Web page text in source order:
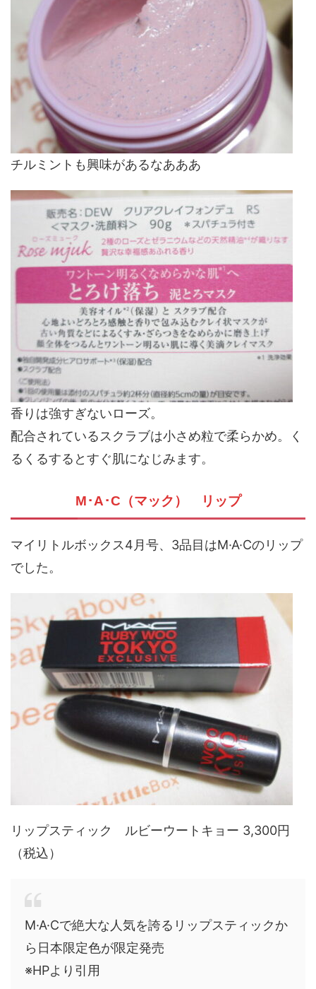
チルミントも興味があるなあああ
香りは強すぎないローズ。
配合されているスクラブは小さめ粒で柔らかめ。く
るくるするとすぐ肌になじみます。
M･A･C（マック） リップ
マイリトルボックス4月号、3品目はM·A·Cのリップ
でした。
リップスティック ルビーウートキョー 3,300円
（税込）
M·A·Cで絶大な人気を誇るリップスティックか
ら日本限定色が限定発売
※HPより引用